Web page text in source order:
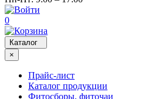
0
Каталог
×
Прайс-лист
Каталог продукции
Фитосборы, фиточаи